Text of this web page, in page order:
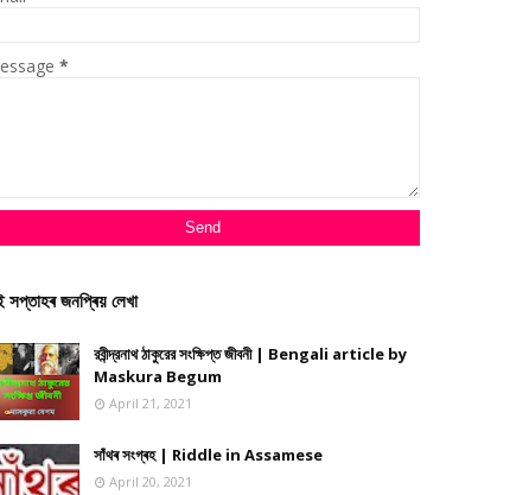
*
সপ্তাহৰ জনপ্ৰিয় লেখা
রবীন্দ্রনাথ ঠাকুরের সংক্ষিপ্ত জীবনী | Bengali article by
Maskura Begum
April 21, 2021
সাঁথৰ সংগ্ৰহ | Riddle in Assamese
April 20, 2021